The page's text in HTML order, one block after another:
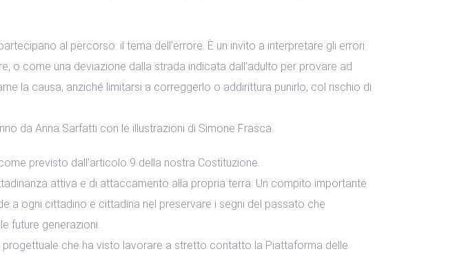
al percorso: il tema dell’errore. È un invito a interpretare gli errori
o come una deviazione dalla strada indicata dall’adulto per provare ad
la causa, anziché limitarsi a correggerlo o addirittura punirlo, col rischio di
da Anna Sarfatti con le illustrazioni di Simone Frasca.
previsto dall’articolo 9 della nostra Costituzione.
attiva e di attaccamento alla propria terra. Un compito importante
a ogni cittadino e cittadina nel preservare i segni del passato che
future generazioni.
che ha visto lavorare a stretto contatto la Piattaforma delle